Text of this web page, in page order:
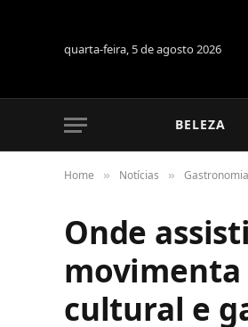
quarta-feira, 5 de agosto 2026
BELEZA
Home » Notícias » Gastronomia
Onde
movimenta
cultural e